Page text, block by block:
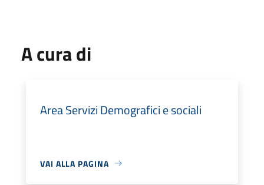
A cura di
Area Servizi Demografici e sociali
VAI ALLA PAGINA